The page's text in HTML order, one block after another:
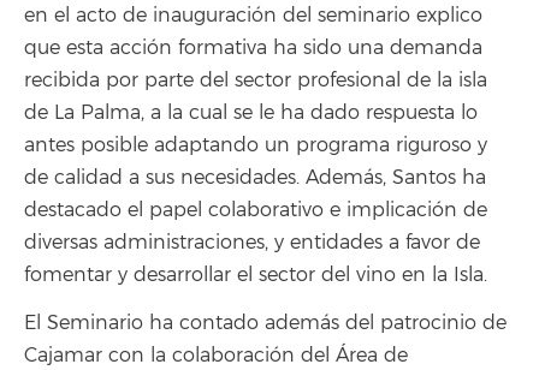
en el acto de inauguración del seminario explico
que esta acción formativa ha sido una demanda
recibida por parte del sector profesional de la isla
de La Palma, a la cual se le ha dado respuesta lo
antes posible adaptando un programa riguroso y
de calidad a sus necesidades. Además, Santos ha
destacado el papel colaborativo e implicación de
diversas administraciones, y entidades a favor de
fomentar y desarrollar el sector del vino en la Isla.
El Seminario ha contado además del patrocinio de
Cajamar con la colaboración del Área de